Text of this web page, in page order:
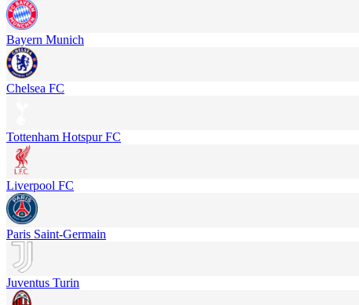
Bayern Munich
Chelsea FC
Tottenham Hotspur FC
Liverpool FC
Paris Saint-Germain
Juventus Turin